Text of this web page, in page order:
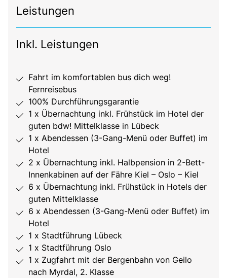
Leistungen
Inkl. Leistungen
Fahrt im komfortablen bus dich weg!
Fernreisebus
100% Durchführungsgarantie
1 x Übernachtung inkl. Frühstück im Hotel der
guten bdw! Mittelklasse in Lübeck
1 x Abendessen (3-Gang-Menü oder Buffet) im
Hotel
2 x Übernachtung inkl. Halbpension in 2-Bett-
Innenkabinen auf der Fähre Kiel – Oslo – Kiel
6 x Übernachtung inkl. Frühstück in Hotels der
guten Mittelklasse
6 x Abendessen (3-Gang-Menü oder Buffet) im
Hotel
1 x Stadtführung Lübeck
1 x Stadtführung Oslo
1 x Zugfahrt mit der Bergenbahn von Geilo
nach Myrdal, 2. Klasse